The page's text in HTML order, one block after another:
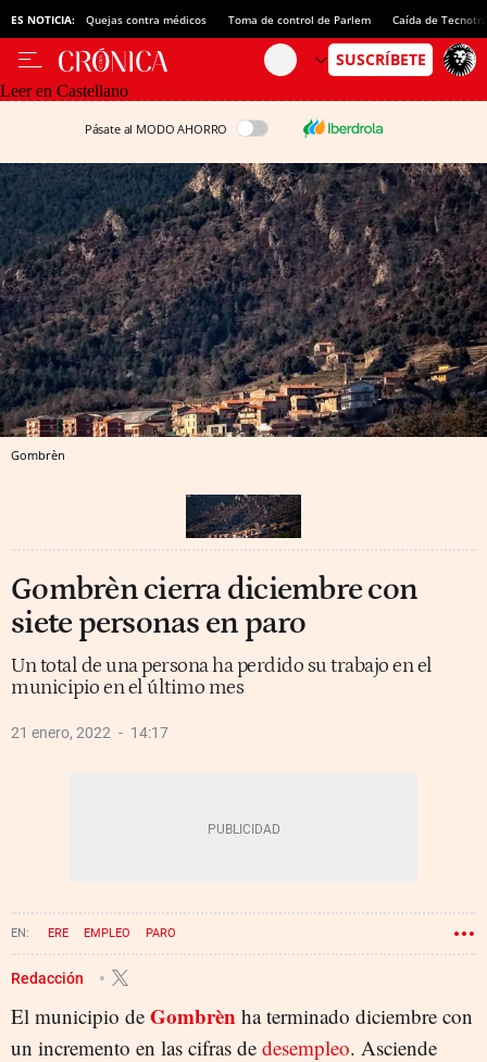
ES NOTICIA: Quejas contra médicos Toma de control de Parlem Caída de
Leer en Castellano
Pásate al MODO AHORRO
Gombrèn
Gombrèn cierra diciembre con
siete personas en paro
Un total de una persona ha perdido su trabajo en el
municipio en el último mes
21 enero, 2022 14:17
ERE EMPLEO PARO
Redacción
El municipio de Gombrèn ha terminado diciembre con
un incremento en las cifras de desempleo. Asciende